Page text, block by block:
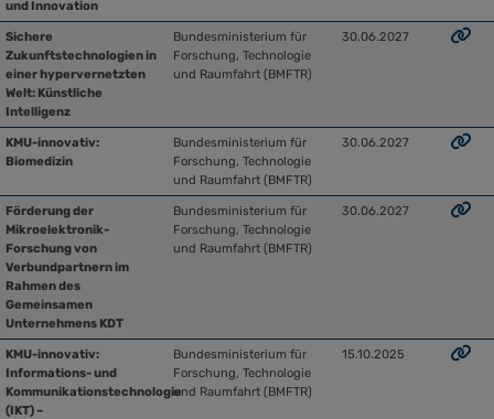
und Innovation
Sichere
Zukunftstechnologien in
einer hypervernetzten
Welt: Künstliche
Intelligenz
Bundesministerium für
Forschung, Technologie
und Raumfahrt (BMFTR)
30.06.2027
KMU-innovativ:
Biomedizin
Bundesministerium für
Forschung, Technologie
und Raumfahrt (BMFTR)
30.06.2027
Förderung der
Mikroelektronik-
Forschung von
Verbundpartnern im
Rahmen des
Gemeinsamen
Unternehmens KDT
Bundesministerium für
Forschung, Technologie
und Raumfahrt (BMFTR)
30.06.2027
KMU-innovativ:
Informations- und
Kommunikationstechnologie
(IKT) –
Bundesministerium für
Forschung, Technologie
und Raumfahrt (BMFTR)
15.10.2025